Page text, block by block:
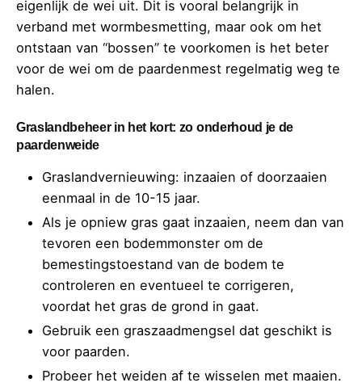
eigenlijk de wei uit. Dit is vooral belangrijk in
verband met wormbesmetting, maar ook om het
ontstaan van “bossen” te voorkomen is het beter
voor de wei om de paardenmest regelmatig weg te
halen.
Graslandbeheer in het kort: zo onderhoud je de
paardenweide
Graslandvernieuwing: inzaaien of doorzaaien
eenmaal in de 10-15 jaar.
Als je opniew gras gaat inzaaien, neem dan van
tevoren een bodemmonster om de
bemestingstoestand van de bodem te
controleren en eventueel te corrigeren,
voordat het gras de grond in gaat.
Gebruik een graszaadmengsel dat geschikt is
voor paarden.
Probeer het weiden af te wisselen met maaien.